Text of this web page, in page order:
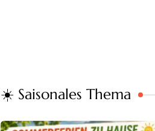
☀️ Saisonales Thema